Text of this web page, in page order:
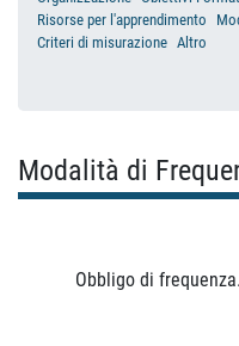
Risorse per l'apprendimento
Criteri di misurazione Altro
Modalità di
Obbligo di frequenza.